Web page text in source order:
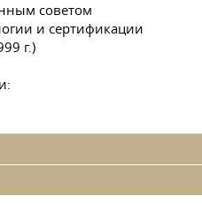
советом
и сертификации
г.)